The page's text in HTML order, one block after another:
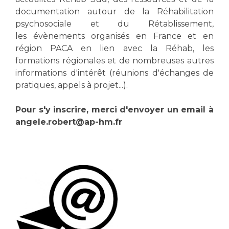
Salon des familles
Transports sanitaires
Vos droits, vos devoirs
Handicap
Pôle Médecine Physique et Réadaptation
Accueil sourds et malentendants
Activité physique
Les structures de recherche
Écoles et Instituts de Formation
Plateforme des internes
Professionnels de santé
Adresser un examen au Laboratoire de Biologie
Médicale
Radiologie / Imagerie
Cancérologie
documentation autour de la Réhabilitation
psychosociale et du Rétablissement,
les évènements organisés en France et en
région PACA en lien avec la Réhab, les
formations régionales et de nombreuses autres
informations d'intérêt (réunions d'échanges de
pratiques, appels à projet...).
Pour s'y inscrire, merci d'envoyer un email à
angele.robert@ap-hm.fr